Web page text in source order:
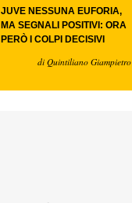
JUVE NESSUNA EUFORIA,
MA SEGNALI POSITIVI: ORA
PERÒ I COLPI DECISIVI
di Quintiliano Giampietro